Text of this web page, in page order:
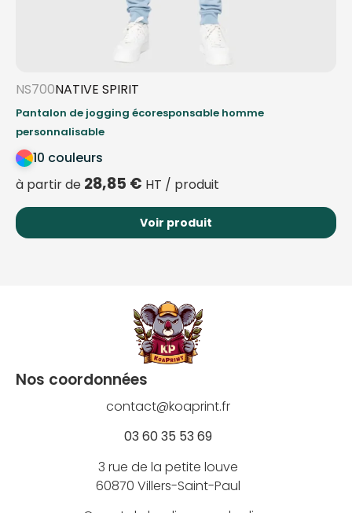
NS700NATIVE SPIRIT
Pantalon de jogging écoresponsable homme
personnalisable
10 couleurs
à partir de 28,85 € HT / produit
Voir produit
Nos coordonnées
contact@koaprint.fr
03 60 35 53 69
3 rue de la petite louve
60870 Villers-Saint-Paul